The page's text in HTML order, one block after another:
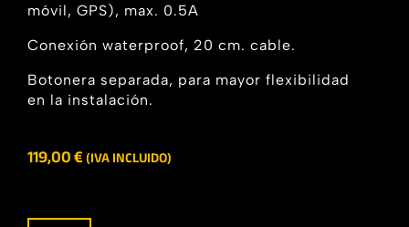
móvil, GPS), max. 0.5A
Conexión waterproof, 20 cm. cable.
Botonera separada, para mayor flexibilidad
en la instalación.
119,00€(IVA INCLUIDO)